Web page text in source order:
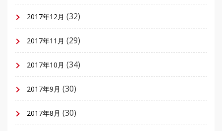
2017年12月 (32)
2017年11月 (29)
2017年10月 (34)
2017年9月 (30)
2017年8月 (30)